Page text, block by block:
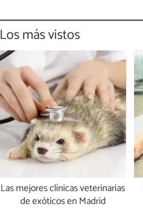
Los más vistos
Las mejores clínicas veterinarias
de exóticos en Madrid